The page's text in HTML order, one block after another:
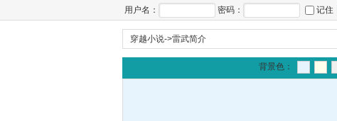
用户名： 密码： 记住
穿越小说->雷武简介
背景色：